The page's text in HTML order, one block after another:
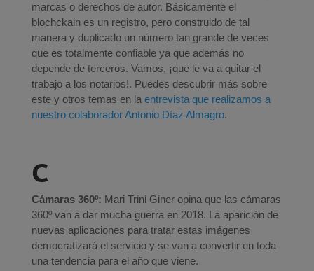
marcas o derechos de autor. Básicamente el
blochckain es un registro, pero construido de tal
manera y duplicado un número tan grande de veces
que es totalmente confiable ya que además no
depende de terceros. Vamos, ¡que le va a quitar el
trabajo a los notarios!. Puedes descubrir más sobre
este y otros temas en la entrevista que realizamos a
nuestro colaborador Antonio Díaz Almagro.
C
Cámaras 360º: Mari Trini Giner opina que las cámaras
360º van a dar mucha guerra en 2018. La aparición de
nuevas aplicaciones para tratar estas imágenes
democratizará el servicio y se van a convertir en toda
una tendencia para el año que viene.